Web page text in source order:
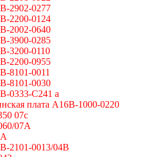
2902-0277
2200-0124
2002-0640
3900-0285
3200-0110
2200-0955
8101-0011
8101-0030
0333-C241 a
плата A16B-1000-0220
07c
07A
2101-0013/04B